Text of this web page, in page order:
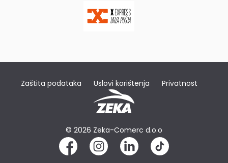
Zaštita podataka Uslovi korištenja Privatnost
© 2026 Zeka-Comerc d.o.o